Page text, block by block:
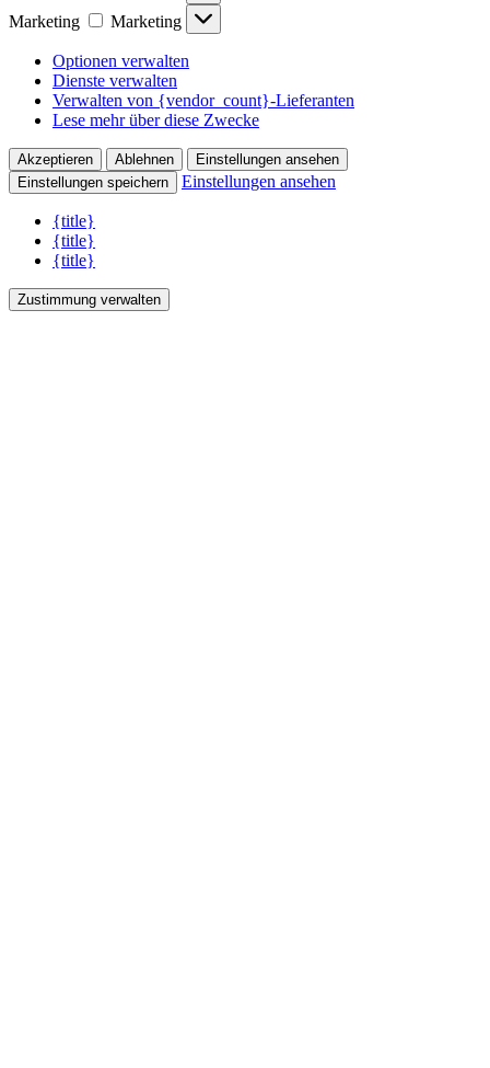
Marketing
Marketing
Optionen verwalten
Dienste verwalten
Verwalten von {vendor_count}-Lieferanten
Lese mehr über diese Zwecke
Akzeptieren Ablehnen
Einstellungen ansehen
Einstellungen speichern
Einstellungen ansehen
{title}
{title}
{title}
Zustimmung verwalten